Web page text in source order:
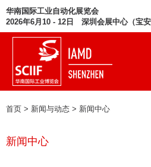
华南国际工业自动化展览会
2026年6月10 - 12日 深圳会展中心（宝安
首页 > 新闻与动态 > 新闻中心
新闻中心